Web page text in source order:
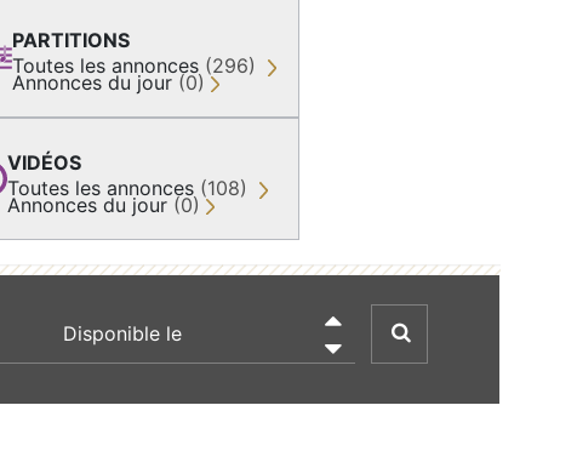
PARTITIONS
Toutes les annonces (296)
Annonces du jour (0)
VIDÉOS
Toutes les annonces (108)
Annonces du jour (0)
